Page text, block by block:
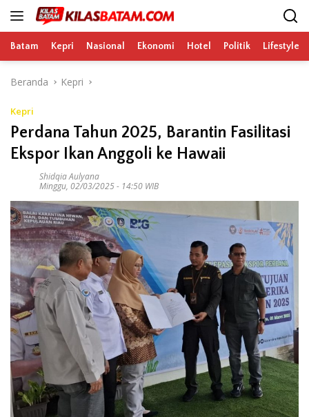
Langsung
Batam Kepri Nasional Ekonomi Hotel Politik Lifestyle
Beranda Kepri
Kepri
Perdana Tahun 2025, Barantin Fasilitasi
Ekspor Ikan Anggoli ke Hawaii
Shidqia Aulyana
Minggu, 02/03/2025 - 14:50 WIB